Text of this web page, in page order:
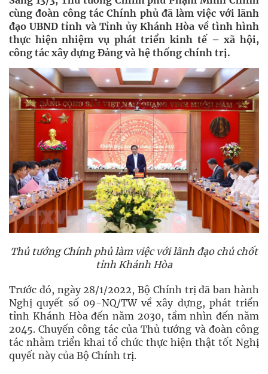
cùng đoàn công tác Chính phủ đã làm việc với lãnh
đạo UBND tỉnh và Tỉnh ủy Khánh Hòa về tình hình
thực hiện nhiệm vụ phát triển kinh tế – xã hội,
công tác xây dựng Đảng và hệ thống chính trị.
Thủ tướng Chính phủ làm việc với lãnh đạo chủ chốt
tỉnh Khánh Hòa
Trước đó, ngày 28/1/2022, Bộ Chính trị đã ban hành
Nghị quyết số 09-NQ/TW về xây dựng, phát triển
tỉnh Khánh Hòa đến năm 2030, tầm nhìn đến năm
2045. Chuyến công tác của Thủ tướng và đoàn công
tác nhằm triển khai tổ chức thực hiện thật tốt Nghị
quyết này của Bộ Chính trị.